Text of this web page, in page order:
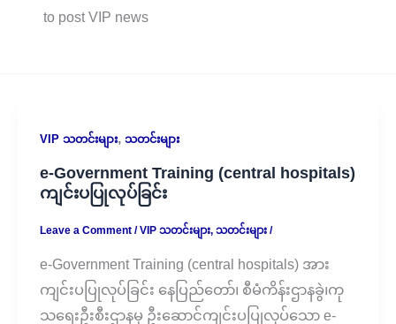
to post VIP news
VIP သတင်းများ, သတင်းများ
e-Government Training (central hospitals)
ကျင်းပပြုလုပ်ခြင်း
Leave a Comment /VIP သတင်းများ, သတင်းများ/
e-Government Training (central hospitals) အား
ကျင်းပပြုလုပ်ခြင်း နေပြည်တော်၊ စီမံကိန်းဌာနခွဲ၊ကု
သရေးဦးစီးဌာနမှ ဦးဆောင်ကျင်းပပြုလုပ်သော e-